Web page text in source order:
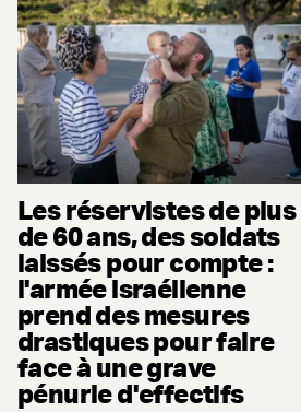
Les réservistes de plus
de 60 ans, des soldats
laissés pour compte :
l'armée israélienne
prend des mesures
drastiques pour faire
face à une grave
pénurie d'effectifs